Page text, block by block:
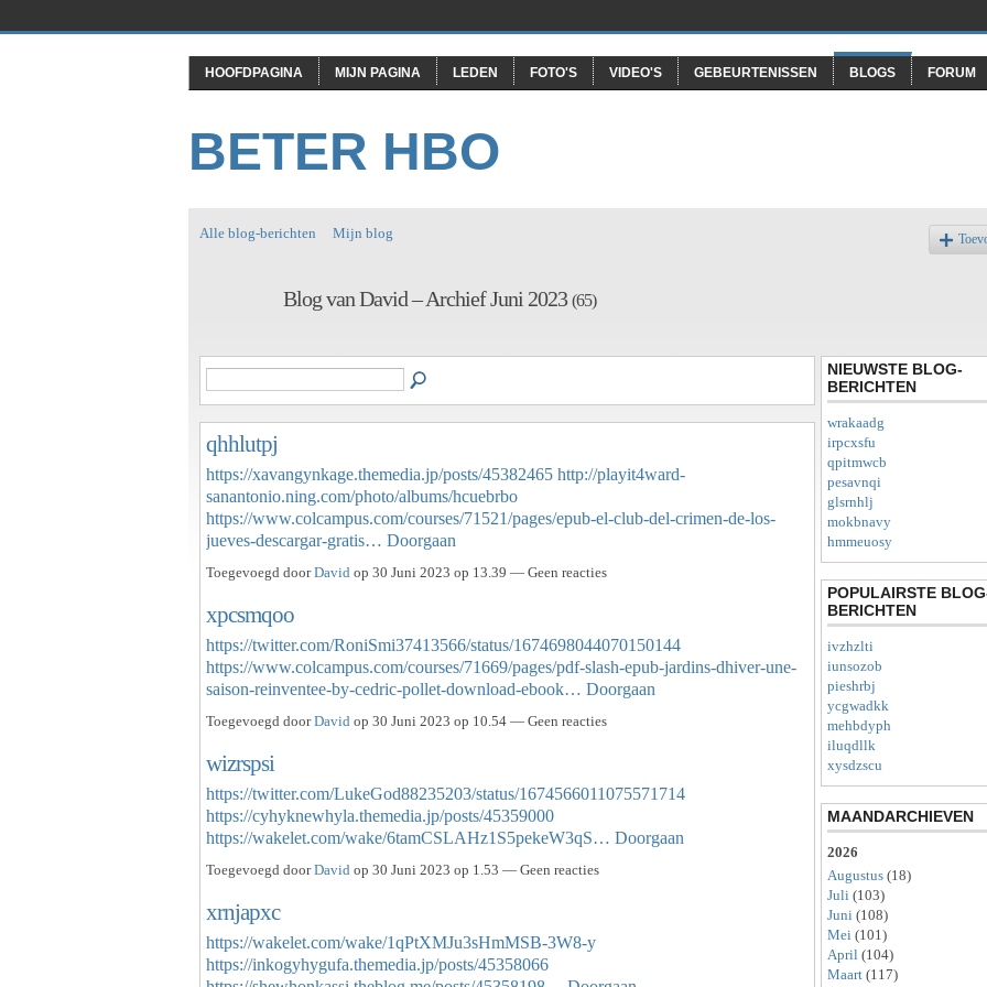
HOOFDPAGINA MIJN PAGINA LEDEN FOTO'S VIDEO'S GEBEURTENISSEN BLOGS FORUM
BETER HBO
Alle blog-berichten Mijn blog
Blog van David – Archief Juni 2023(65)
qhhlutpj
https://xavangynkage.themedia.jp/posts/45382465 http://playit4ward-
sanantonio.ning.com/photo/albums/hcuebrbo
https://www.colcampus.com/courses/71521/pages/epub-el-club-del-crimen-de-los-
jueves-descargar-gratis… Doorgaan
Toegevoegd doorDavid op 30 Juni 2023 op 13.39 — Geen reacties
xpcsmqoo
https://twitter.com/RoniSmi37413566/status/1674698044070150144
https://www.colcampus.com/courses/71669/pages/pdf-slash-epub-jardins-dhiver-une-
saison-reinventee-by-cedric-pollet-download-ebook… Doorgaan
Toegevoegd doorDavid op 30 Juni 2023 op 10.54 — Geen reacties
wizrspsi
https://twitter.com/LukeGod88235203/status/1674566011075571714
https://cyhyknewhyla.themedia.jp/posts/45359000
https://wakelet.com/wake/6tamCSLAHz1S5pekeW3qS… Doorgaan
Toegevoegd doorDavid op 30 Juni 2023 op 1.53 — Geen reacties
xrnjapxc
https://wakelet.com/wake/1qPtXMJu3sHmMSB-3W8-y
https://inkogyhygufa.themedia.jp/posts/45358066
NIEUWSTE BLOG-
BERICHTEN
wrakaadg
irpcxsfu
qpitmwcb
pesavnqi
glsrnhlj
mokbnavy
hmmeuosy
POPULAIRSTE
BERICHTEN
ivzhzlti
iunsozob
pieshrbj
ycgwadkk
mehbdyph
iluqdllk
xysdzscu
MAANDARCHIEVEN
2026
Augustus (18)
Juli (103)
Juni (108)
Mei (101)
April (104)
Maart (117)